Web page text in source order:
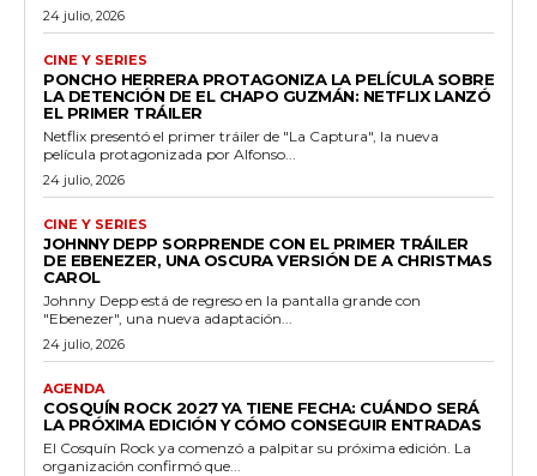
24 julio, 2026
CINE Y SERIES
PONCHO HERRERA PROTAGONIZA LA PELÍCULA SOBRE
LA DETENCIÓN DE EL CHAPO GUZMÁN: NETFLIX LANZÓ
EL PRIMER TRÁILER
Netflix presentó el primer tráiler de "La Captura", la nueva
película protagonizada por Alfonso...
24 julio, 2026
CINE Y SERIES
JOHNNY DEPP SORPRENDE CON EL PRIMER TRÁILER
DE EBENEZER, UNA OSCURA VERSIÓN DE A CHRISTMAS
CAROL
Johnny Depp está de regreso en la pantalla grande con
"Ebenezer", una nueva adaptación...
24 julio, 2026
AGENDA
COSQUÍN ROCK 2027 YA TIENE FECHA: CUÁNDO SERÁ
LA PRÓXIMA EDICIÓN Y CÓMO CONSEGUIR ENTRADAS
El Cosquín Rock ya comenzó a palpitar su próxima edición. La
organización confirmó que...